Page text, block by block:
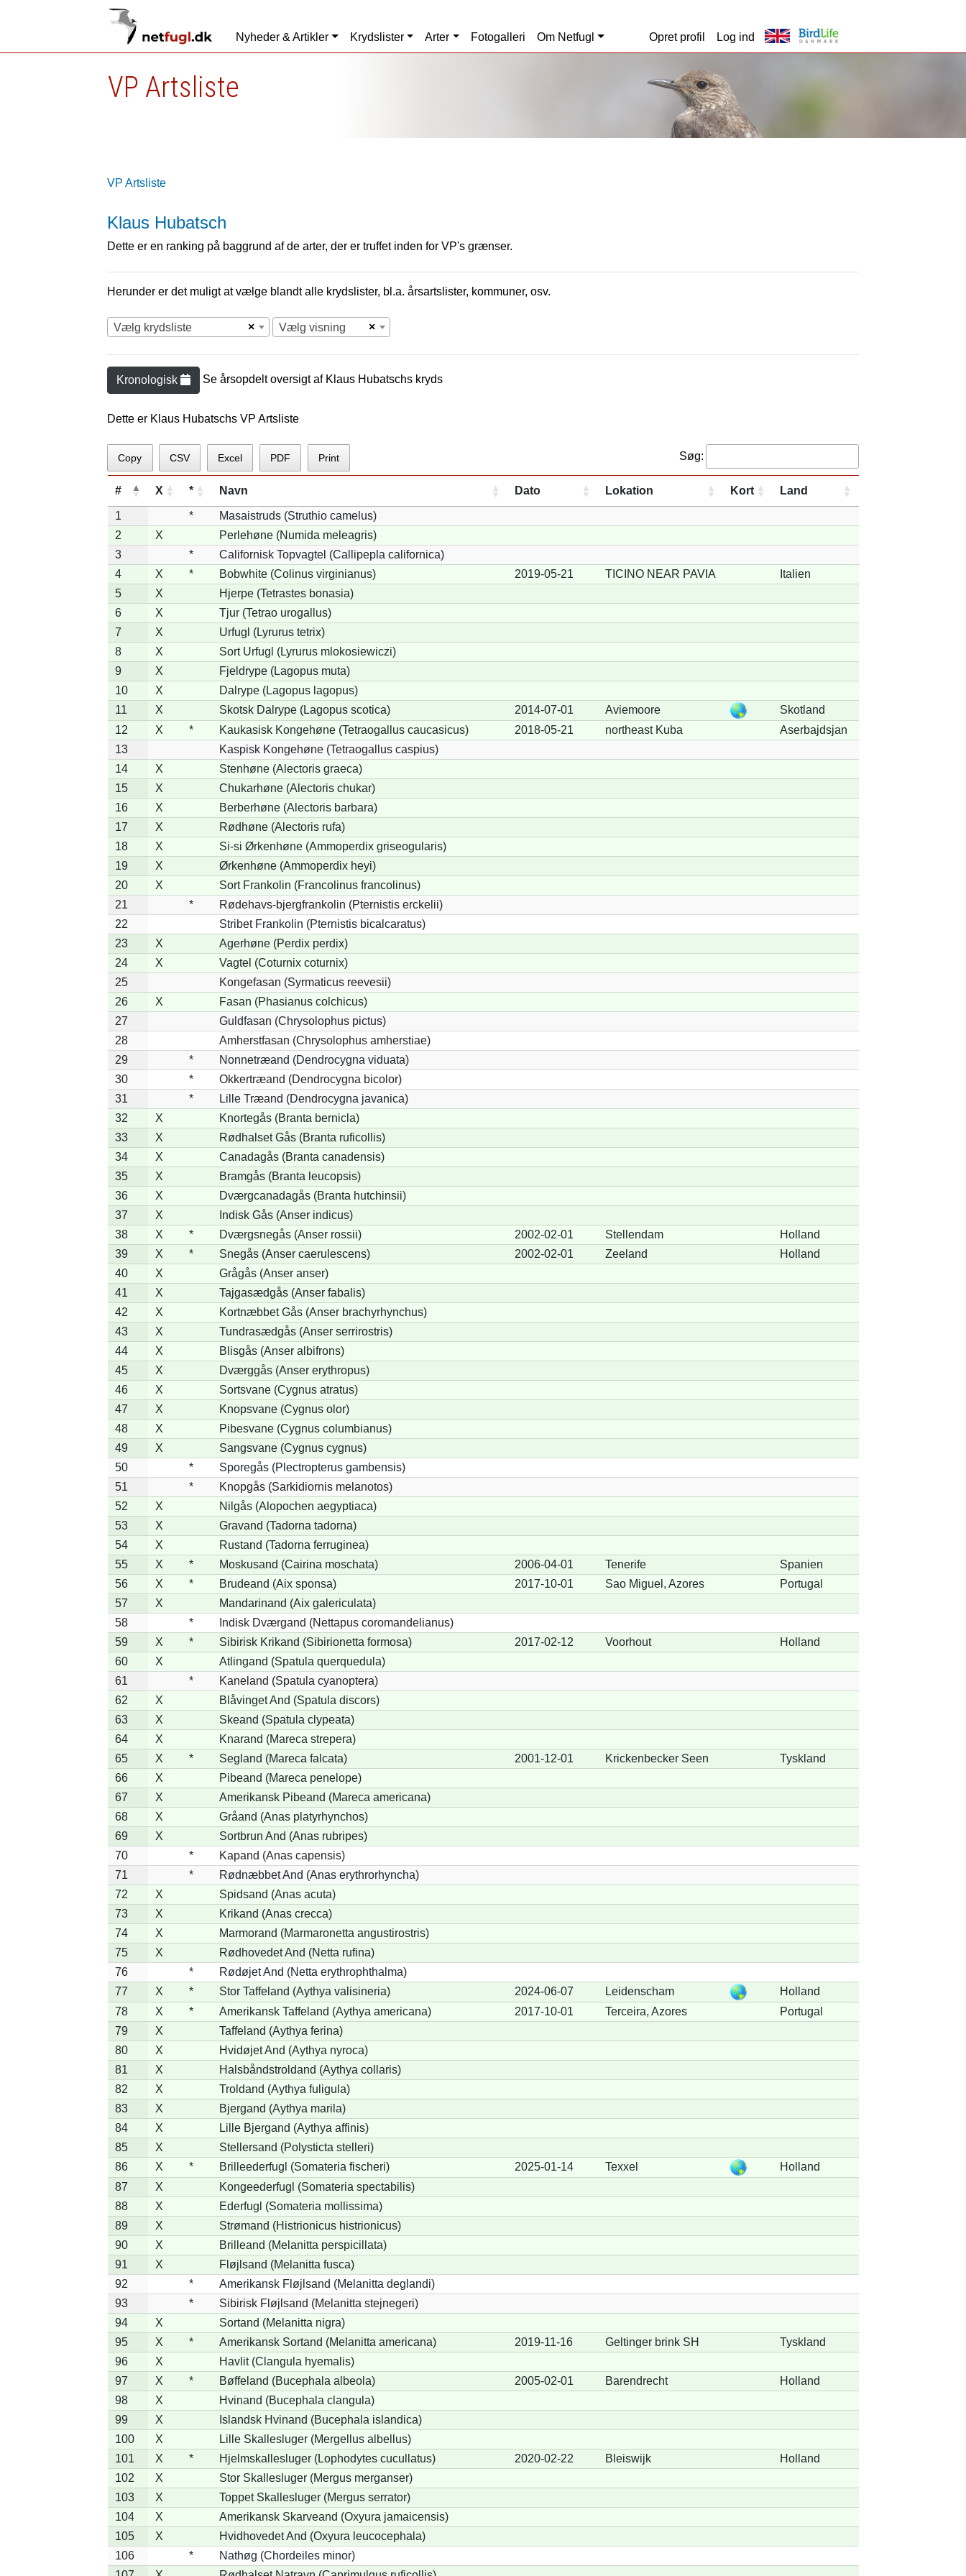
Nyheder & Artikler Krydslister Arter Fotogalleri Om Netfugl Opret profil Log ind
VP Artsliste
VP Artsliste
Klaus Hubatsch
Dette er en ranking på baggrund af de arter, der er truffet inden for VP's grænser.
Herunder er det muligt at vælge blandt alle krydslister, bl.a. årsartslister, kommuner, osv.
×
Vælg krydsliste ×
Vælg visning
Kronologisk Se årsopdelt oversigt af Klaus Hubatschs kryds
Dette er Klaus Hubatschs VP Artsliste
Copy CSV Excel PDF Print Søg:
# X * Navn Dato Lokation Kort Land
1 *
Masaistruds (Struthio camelus)
2
X
Perlehøne (Numida meleagris)
3
*
Californisk Topvagtel (Callipepla californica)
4
X * Bobwhite (Colinus virginianus) 2019-05-21 TICINO NEAR PAVIA
Italien
5
X
Hjerpe (Tetrastes bonasia)
6
X
Tjur (Tetrao urogallus)
7
X
Urfugl (Lyrurus tetrix)
8
X
Sort Urfugl (Lyrurus mlokosiewiczi)
9
X
Fjeldrype (Lagopus muta)
10
X
Dalrype (Lagopus lagopus)
11
X Skotsk Dalrype (Lagopus scotica) 2014-07-01 Aviemoore
Skotland
12
X * Kaukasisk Kongehøne (Tetraogallus caucasicus) 2018-05-21 northeast Kuba
Aserbajdsjan
13
Kaspisk Kongehøne (Tetraogallus caspius)
14
X
Stenhøne (Alectoris graeca)
15
X
Chukarhøne (Alectoris chukar)
16
X
Berberhøne (Alectoris barbara)
17
X
Rødhøne (Alectoris rufa)
18
X
Si-si Ørkenhøne (Ammoperdix griseogularis)
19
X
Ørkenhøne (Ammoperdix heyi)
20
X
Sort Frankolin (Francolinus francolinus)
21
*
Rødehavs-bjergfrankolin (Pternistis erckelii)
22
Stribet Frankolin (Pternistis bicalcaratus)
23
X
Agerhøne (Perdix perdix)
24
X
Vagtel (Coturnix coturnix)
25
Kongefasan (Syrmaticus reevesii)
26
X
Fasan (Phasianus colchicus)
27
Guldfasan (Chrysolophus pictus)
28
Amherstfasan (Chrysolophus amherstiae)
29
*
Nonnetræand (Dendrocygna viduata)
30
*
Okkertræand (Dendrocygna bicolor)
31
*
Lille Træand (Dendrocygna javanica)
32
X
Knortegås (Branta bernicla)
33
X
Rødhalset Gås (Branta ruficollis)
34
X
Canadagås (Branta canadensis)
35
X
Bramgås (Branta leucopsis)
36
X
Dværgcanadagås (Branta hutchinsii)
37
X
Indisk Gås (Anser indicus)
38
X * Dværgsnegås (Anser rossii) 2002-02-01 Stellendam
Holland
39
X * Snegås (Anser caerulescens) 2002-02-01 Zeeland
Holland
40
X
Grågås (Anser anser)
41
X
Tajgasædgås (Anser fabalis)
42
X
Kortnæbbet Gås (Anser brachyrhynchus)
43
X
Tundrasædgås (Anser serrirostris)
44
X
Blisgås (Anser albifrons)
45
X
Dværggås (Anser erythropus)
46
X
Sortsvane (Cygnus atratus)
47
X
Knopsvane (Cygnus olor)
48
X
Pibesvane (Cygnus columbianus)
49
X
Sangsvane (Cygnus cygnus)
50
*
Sporegås (Plectropterus gambensis)
51
*
Knopgås (Sarkidiornis melanotos)
52
X
Nilgås (Alopochen aegyptiaca)
53
X
Gravand (Tadorna tadorna)
54
X
Rustand (Tadorna ferruginea)
55
X * Moskusand (Cairina moschata) 2006-04-01 Tenerife
Spanien
56
X * Brudeand (Aix sponsa) 2017-10-01 Sao Miguel, Azores
Portugal
57
X
Mandarinand (Aix galericulata)
58
*
Indisk Dværgand (Nettapus coromandelianus)
59
X * Sibirisk Krikand (Sibirionetta formosa) 2017-02-12 Voorhout
Holland
60
X
Atlingand (Spatula querquedula)
61
*
Kaneland (Spatula cyanoptera)
62
X
Blåvinget And (Spatula discors)
63
X
Skeand (Spatula clypeata)
64
X
Knarand (Mareca strepera)
65
X * Segland (Mareca falcata) 2001-12-01 Krickenbecker Seen
Tyskland
66
X
Pibeand (Mareca penelope)
67
X
Amerikansk Pibeand (Mareca americana)
68
X
Gråand (Anas platyrhynchos)
69
X
Sortbrun And (Anas rubripes)
70
*
Kapand (Anas capensis)
71
*
Rødnæbbet And (Anas erythrorhyncha)
72
X
Spidsand (Anas acuta)
73
X
Krikand (Anas crecca)
74
X
Marmorand (Marmaronetta angustirostris)
75
X
Rødhovedet And (Netta rufina)
76
*
Rødøjet And (Netta erythrophthalma)
77
X * Stor Taffeland (Aythya valisineria) 2024-06-07 Leidenscham
Holland
78
X * Amerikansk Taffeland (Aythya americana) 2017-10-01 Terceira, Azores
Portugal
79
X
Taffeland (Aythya ferina)
80
X
Hvidøjet And (Aythya nyroca)
81
X
Halsbåndstroldand (Aythya collaris)
82
X
Troldand (Aythya fuligula)
83
X
Bjergand (Aythya marila)
84
X
Lille Bjergand (Aythya affinis)
85
X
Stellersand (Polysticta stelleri)
86
X * Brilleederfugl (Somateria fischeri) 2025-01-14 Texxel
Holland
87
X
Kongeederfugl (Somateria spectabilis)
88
X
Ederfugl (Somateria mollissima)
89
X
Strømand (Histrionicus histrionicus)
90
X
Brilleand (Melanitta perspicillata)
91
X
Fløjlsand (Melanitta fusca)
92
*
Amerikansk Fløjlsand (Melanitta deglandi)
93
*
Sibirisk Fløjlsand (Melanitta stejnegeri)
94
X
Sortand (Melanitta nigra)
95
X * Amerikansk Sortand (Melanitta americana) 2019-11-16 Geltinger brink SH
Tyskland
96
X
Havlit (Clangula hyemalis)
97
X * Bøffeland (Bucephala albeola) 2005-02-01 Barendrecht
Holland
98
X
Hvinand (Bucephala clangula)
99
X
Islandsk Hvinand (Bucephala islandica)
100
X
Lille Skallesluger (Mergellus albellus)
101
X * Hjelmskallesluger (Lophodytes cucullatus) 2020-02-22 Bleiswijk
Holland
102
X
Stor Skallesluger (Mergus merganser)
103
X
Toppet Skallesluger (Mergus serrator)
104
X
Amerikansk Skarveand (Oxyura jamaicensis)
105
X
Hvidhovedet And (Oxyura leucocephala)
106
*
Nathøg (Chordeiles minor)